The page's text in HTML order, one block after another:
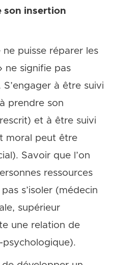
son insertion
puisse réparer les
ne signifie pas
à être suivi
prendre son
et à être suivi
moral peut être
Savoir que l’on
ressources
s’isoler (médecin
supérieur
une relation de
psychologique).